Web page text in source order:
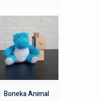
Boneka Animal